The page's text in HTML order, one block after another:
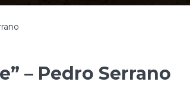
– Pedro Serrano